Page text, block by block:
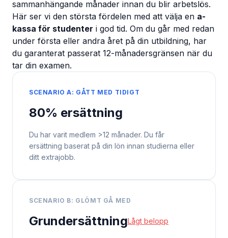
sammanhängande månader innan du blir arbetslös.
Här ser vi den största fördelen med att välja en a-
kassa för studenter i god tid. Om du går med redan
under första eller andra året på din utbildning, har
du garanterat passerat 12-månadersgränsen när du
tar din examen.
SCENARIO A: GÅTT MED TIDIGT
80% ersättning
Du har varit medlem >12 månader. Du får
ersättning baserat på din lön innan studierna eller
ditt extrajobb.
SCENARIO B: GLÖMT GÅ MED
GrundersättningLågt belopp